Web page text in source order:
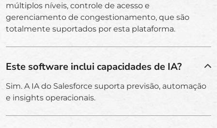
múltiplos níveis, controle de acesso e
gerenciamento de congestionamento, que são
totalmente suportados por esta plataforma.
Este software inclui capacidades de IA?
Sim. A IA do Salesforce suporta previsão, automação
e insights operacionais.